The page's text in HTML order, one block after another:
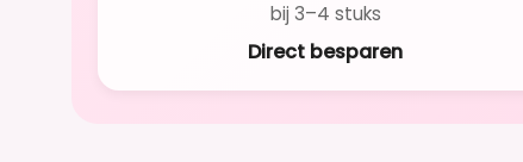
bij 3–4 stuks
Direct besparen